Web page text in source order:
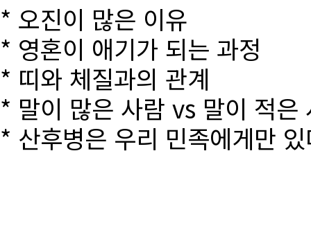
* 오진이 많은 이유
* 영혼이 애기가 되는 과정
* 띠와 체질과의 관계
* 말이 많은 사람 vs 말이 적은
* 산후병은 우리 민족에게만